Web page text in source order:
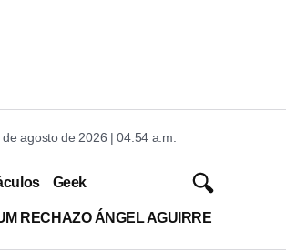
de agosto de 2026 | 04:54 a.m.
Geek
RECHAZO ÁNGEL AGUIRRE